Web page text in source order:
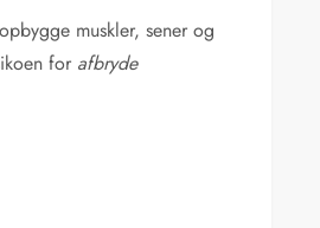
muskler, sener og
for afbryde